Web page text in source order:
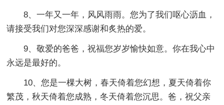
8、一年又一年，风风雨雨。您为了我们呕心沥血，
请接受我们对您深深感谢和炙热的爱。
9、敬爱的爸爸，祝福您岁岁愉快如意。你在我心中
永远是最好的。
10、您是一棵大树，春天倚着您幻想，夏天倚着你
繁茂，秋天倚着您成熟，冬天倚着您沉思。爸，祝父亲